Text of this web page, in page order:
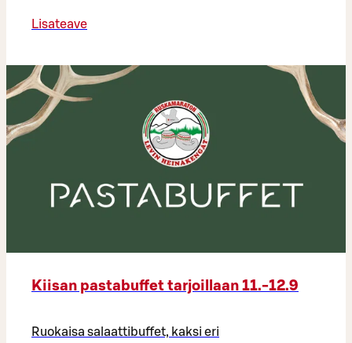
Lisateave
Kiisan pastabuffet tarjoillaan 11.-12.9
Ruokaisa salaattibuffet, kaksi eri